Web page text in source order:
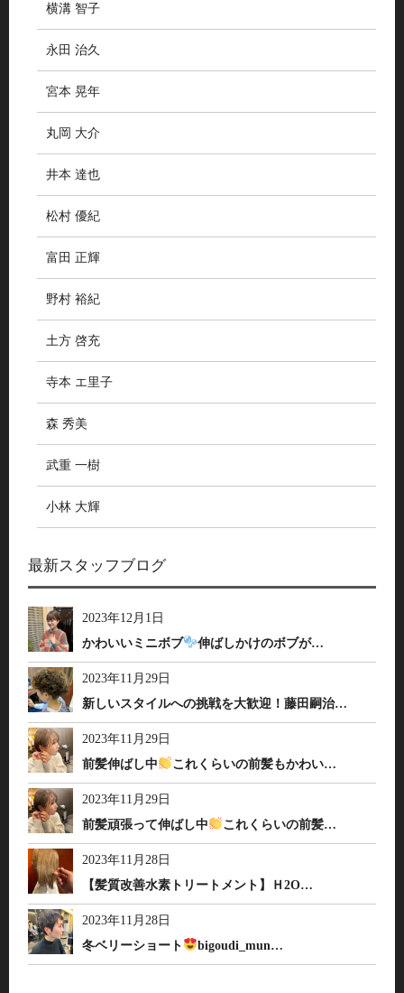
横溝 智子
永田 治久
宮本 晃年
丸岡 大介
井本 達也
松村 優紀
富田 正輝
野村 裕紀
土方 啓充
寺本 エ里子
森 秀美
武重 一樹
小林 大輝
最新スタッフブログ
2023年12月1日
かわいいミニボブ
伸ばしかけのボブが…
2023年11月29日
新しいスタイルへの挑戦を大歓迎！藤田嗣治…
2023年11月29日
前髪伸ばし中
これくらいの前髪もかわい…
2023年11月29日
前髪頑張って伸ばし中
これくらいの前髪…
2023年11月28日
【髪質改善水素トリートメント】Ｈ2O…
2023年11月28日
冬ベリーショート
bigoudi_mun…